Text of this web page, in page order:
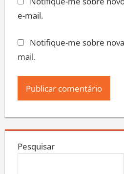
Notifique-me sobre
e-mail.
Notifique-me sobre
mail.
Pesquisar